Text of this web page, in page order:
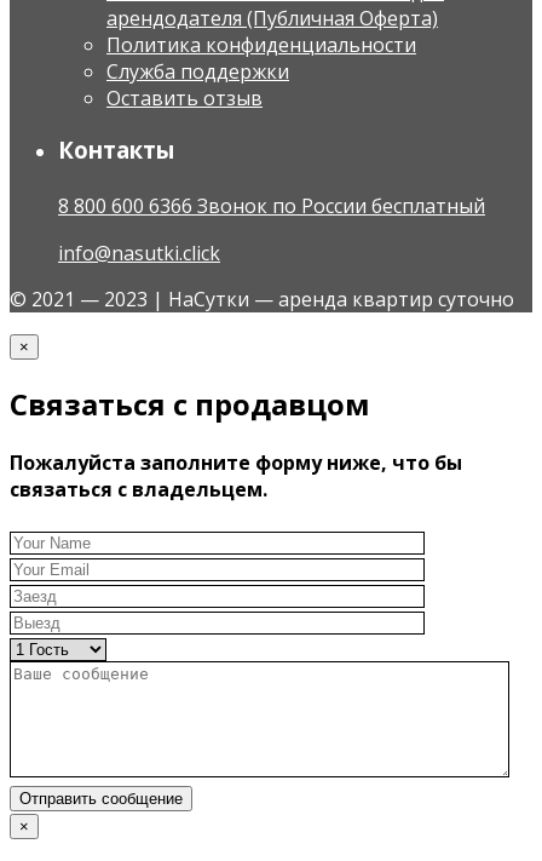
арендодателя (Публичная Оферта)
Политика конфиденциальности
Служба поддержки
Оставить отзыв
Контакты
8 800 600 6366 Звонок по России бесплатный
info@nasutki.click
© 2021 — 2023 | НаСутки — аренда квартир суточно
×
Связаться с продавцом
Пожалуйста заполните форму ниже, что бы
связаться с владельцем.
Отправить сообщение
×